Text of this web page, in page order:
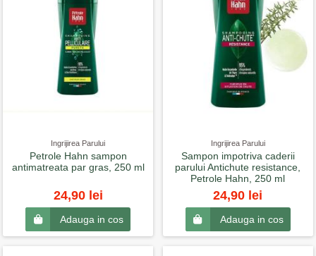
Ingrijirea Parului
Petrole Hahn sampon
antimatreata par gras, 250 ml
24,90 lei
Adauga in cos
Ingrijirea Parului
Sampon impotriva caderii
parului Antichute resistance,
Petrole Hahn, 250 ml
24,90 lei
Adauga in cos